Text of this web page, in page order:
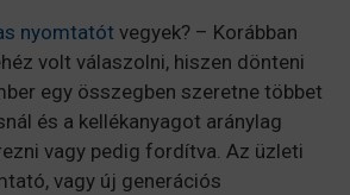
nyomtatót vegyek? – Korábban
volt válaszolni, hiszen dönteni
egy összegben szeretne többet
és a kellékanyagot aránylag
vagy pedig fordítva. Az üzleti
vagy új generációs